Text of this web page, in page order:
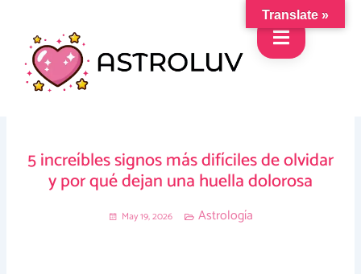
content
5 increíbles signos más difíciles de olvidar
y por qué dejan una huella dolorosa
May 19, 2026 Astrología
Translate »